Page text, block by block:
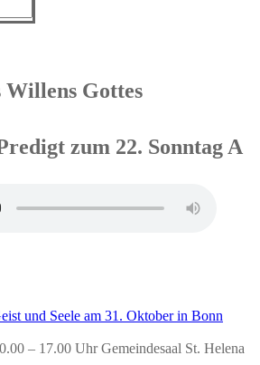
Willens Gottes
zum 22. Sonntag A
und Seele am 31. Oktober in Bonn
– 17.00 Uhr Gemeindesaal St. Helena